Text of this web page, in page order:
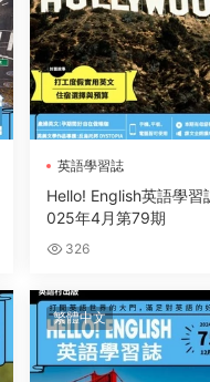
英語學習誌
Hello! English英語學習
025年4月第79期
326
繁體中文